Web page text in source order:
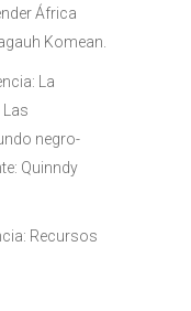
África
Komean.
La
negro-
Quinndy
Recursos